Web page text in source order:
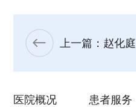
上一篇：赵化庭
医院概况 患者服务